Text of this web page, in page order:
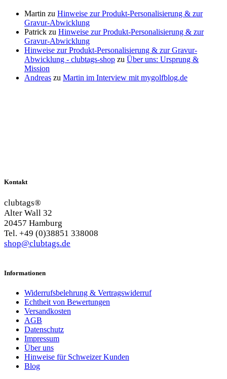
Martin zu Hinweise zur Produkt-Personalisierung & zur
Gravur-Abwicklung
Patrick zu Hinweise zur Produkt-Personalisierung & zur
Gravur-Abwicklung
Hinweise zur Produkt-Personalisierung & zur Gravur-
Abwicklung - clubtags-shop zu Über uns: Ursprung &
Mission
Andreas zu Martin im Interview mit mygolfblog.de
Kontakt
clubtags®
Alter Wall 32
20457 Hamburg
Tel. +49 (0)38851 338008
shop@clubtags.de
Informationen
Widerrufsbelehrung & Vertragswiderruf
Echtheit von Bewertungen
Versandkosten
AGB
Datenschutz
Impressum
Über uns
Hinweise für Schweizer Kunden
Blog